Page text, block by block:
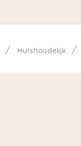
/ Huishoudelijk /